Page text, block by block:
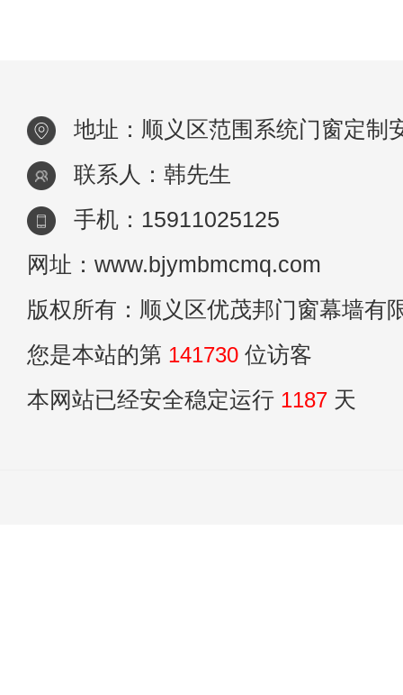
地址：顺义区范围系统门窗定制
联系人：韩先生
手机：15911025125
网址：www.bjymbmcmq.com
版权所有：顺义区优茂邦门窗幕墙有
您是本站的第 141730 位访客
本网站已经安全稳定运行 1187 天